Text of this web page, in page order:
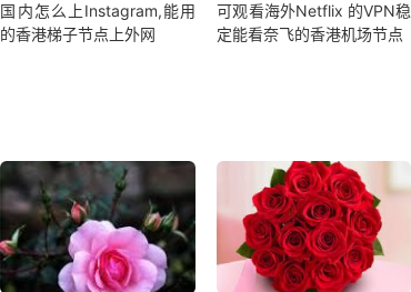
国内怎么上Instagram,能用
的香港梯子节点上外网
可观看海外Netflix 的VPN稳
定能看奈飞的香港机场节点